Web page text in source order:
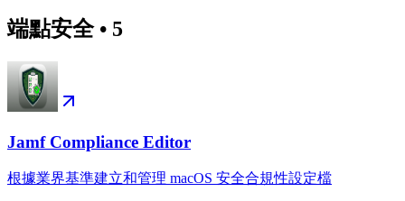
端點安全• 5
Jamf Compliance Editor
根據業界基準建立和管理 macOS 安全合規性設定檔